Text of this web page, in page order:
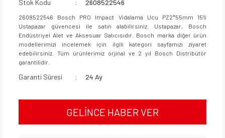
Stok Kodu
2608522546
2608522546 Bosch PRO Impact Vidalama Ucu PZ2*55mm 15'li
Ustapazar güvencesi ile satın alabilirsiniz. Ustapazar, Bosch
Endüstriyel Alet ve Aksesuar Satıcısıdır. Bosch marka diğer ürün
modellerimizi incelemek için ilgili kategori sayfamızı ziyaret
edebilirsiniz. Tüm ürünlerimiz orjinal ve 2 yıl Bosch Distribütör
garantilidir.
Garanti Süresi 24 Ay
GELİNCE HABER VER